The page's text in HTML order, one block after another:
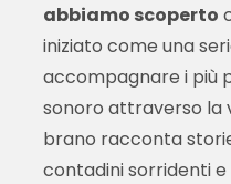
abbiamo scoperto
iniziato come una
accompagnare i più
sonoro attraverso la
brano racconta
contadini sorridenti